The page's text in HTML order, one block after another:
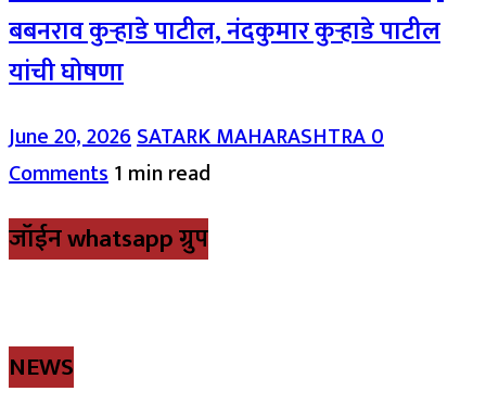
बबनराव कुऱ्हाडे पाटील, नंदकुमार कुऱ्हाडे पाटील
यांची घोषणा
June 20, 2026SATARK MAHARASHTRA0
Comments1 min read
जॉईन whatsapp ग्रुप
NEWS